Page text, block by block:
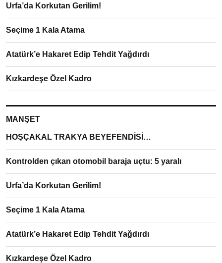
Urfa’da Korkutan Gerilim!
Seçime 1 Kala Atama
Atatürk’e Hakaret Edip Tehdit Yağdırdı
Kızkardeşe Özel Kadro
MANŞET
HOŞÇAKAL TRAKYA BEYEFENDİSİ…
Kontrolden çıkan otomobil baraja uçtu: 5 yaralı
Urfa’da Korkutan Gerilim!
Seçime 1 Kala Atama
Atatürk’e Hakaret Edip Tehdit Yağdırdı
Kızkardeşe Özel Kadro